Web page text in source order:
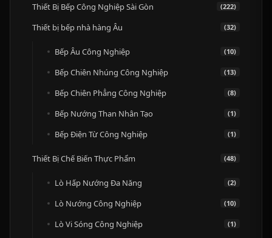
Thiết Bị Bếp Công Nghiệp Sài Gòn (222)
Thiết bị bếp nhà hàng Âu (32)
Bếp Âu Công Nghiệp (10)
Bếp Chiên Nhúng Công Nghiệp (13)
Bếp Chiên Phẳng Công Nghiệp (8)
Bếp Nướng Than Nhân Tạo (1)
Bếp Điện Từ Công Nghiệp (1)
Thiết Bị Chế Biến Thực Phẩm (48)
Lò Hấp Nướng Đa Năng (2)
Lò Nướng Công Nghiệp (10)
Lò Vi Sóng Công Nghiệp (1)